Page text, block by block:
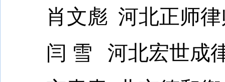
肖文彪 河北正师律
闫 雪 河北宏世成